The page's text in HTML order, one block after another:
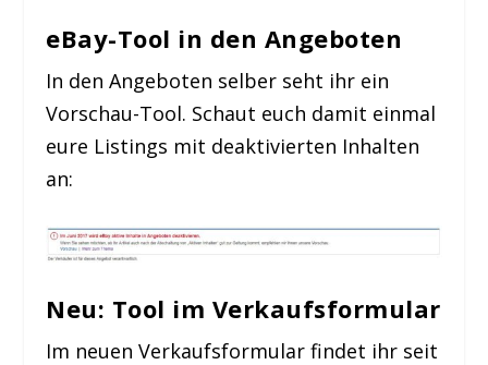
eBay-Tool in den Angeboten
In den Angeboten selber seht ihr ein
Vorschau-Tool. Schaut euch damit einmal
eure Listings mit deaktivierten Inhalten
an:
Neu: Tool im Verkaufsformular
Im neuen Verkaufsformular findet ihr seit